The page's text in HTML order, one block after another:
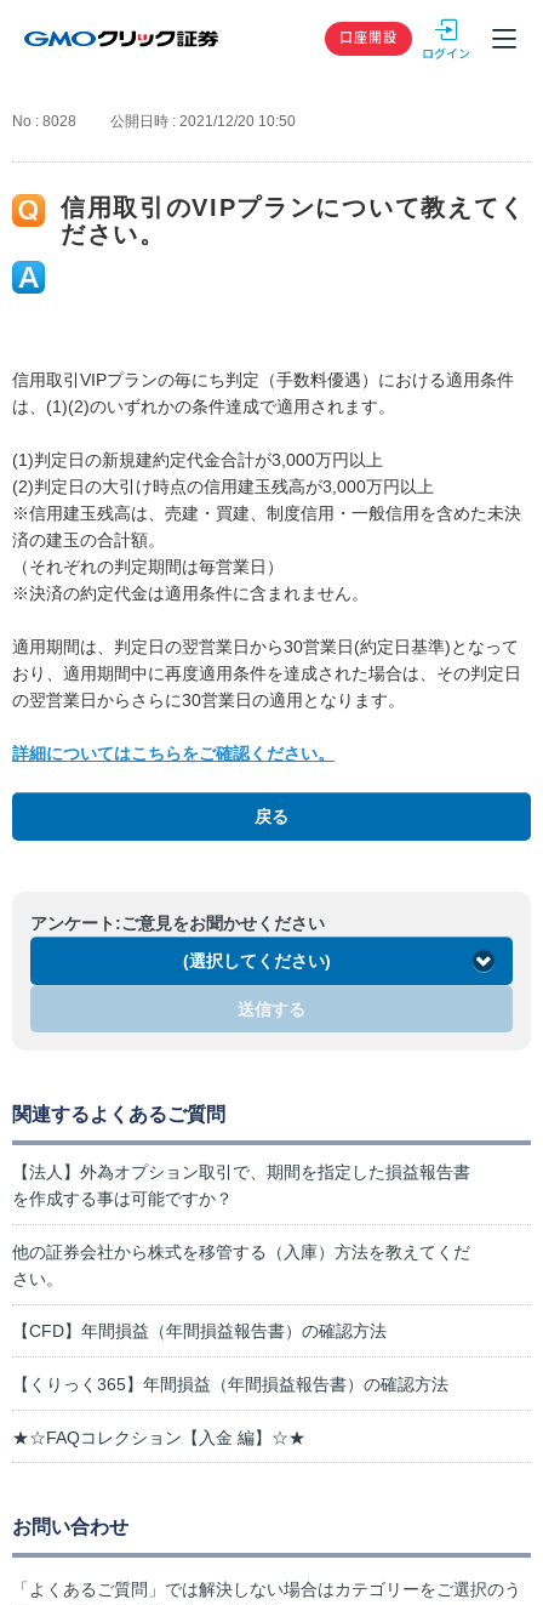
GMOクリック
口座開設
No : 8028 公開日時 : 2021/12/20 10:50
信用取引のVIPプランについて教えてく
ださい。
信用取引VIPプランの毎にち判定（手数料優遇）における適用条件
は、(1)(2)のいずれかの条件達成で適用されます。
(1)判定日の新規建約定代金合計が3,000万円以上
(2)判定日の大引け時点の信用建玉残高が3,000万円以上
※信用建玉残高は、売建・買建、制度信用・一般信用を含めた未決
済の建玉の合計額。
（それぞれの判定期間は毎営業日）
※決済の約定代金は適用条件に含まれません。
適用期間は、判定日の翌営業日から30営業日(約定日基準)となって
おり、適用期間中に再度適用条件を達成された場合は、その判定日
の翌営業日からさらに30営業日の適用となります。
詳細についてはこちらをご確認ください。
戻る
アンケート:ご意見をお聞かせください
(選択してください)
送信する
関連するよくあるご質問
【法人】外為オプション取引で、期間を指定した損益報告書
を作成する事は可能ですか？
他の証券会社から株式を移管する（入庫）方法を教えてくだ
さい。
【CFD】年間損益（年間損益報告書）の確認方法
【くりっく365】年間損益（年間損益報告書）の確認方法
★☆FAQコレクション【入金 編】☆★
お問い合わせ
「よくあるご質問」では解決しない場合はカテゴリーをご選択のう